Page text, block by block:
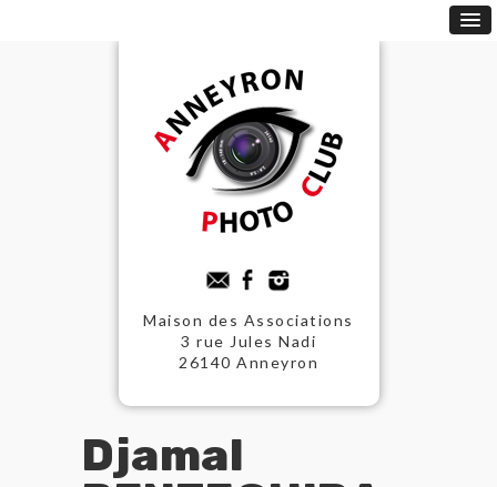
Maison des Associations
3 rue Jules Nadi
26140 Anneyron
Djamal